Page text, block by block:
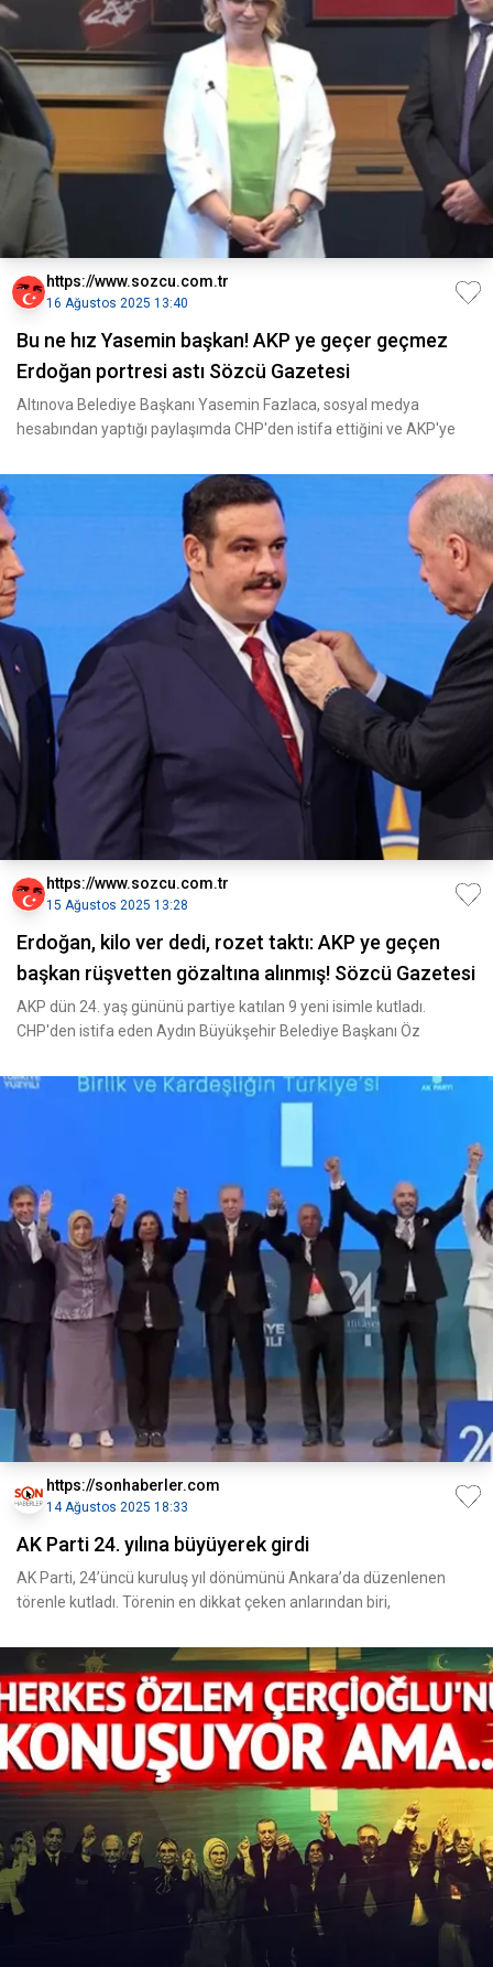
https://www.sozcu.com.tr
16 Ağustos 2025 13:40
Bu ne hız Yasemin başkan! AKP ye geçer geçmez
Erdoğan portresi astı Sözcü Gazetesi
Altınova Belediye Başkanı Yasemin Fazlaca, sosyal medya
hesabından yaptığı paylaşımda CHP'den istifa ettiğini ve AKP'ye
https://www.sozcu.com.tr
15 Ağustos 2025 13:28
Erdoğan, kilo ver dedi, rozet taktı: AKP ye geçen
başkan rüşvetten gözaltına alınmış! Sözcü Gazetesi
AKP dün 24. yaş gününü partiye katılan 9 yeni isimle kutladı.
CHP'den istifa eden Aydın Büyükşehir Belediye Başkanı Öz
https://sonhaberler.com
14 Ağustos 2025 18:33
AK Parti 24. yılına büyüyerek girdi
AK Parti, 24’üncü kuruluş yıl dönümünü Ankara’da düzenlenen
törenle kutladı. Törenin en dikkat çeken anlarından biri,